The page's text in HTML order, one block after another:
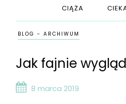
CIĄŻA
BLOG - ARCHIWUM
Jak fajnie
8 marca 2019